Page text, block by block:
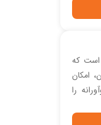
که
امکان
را